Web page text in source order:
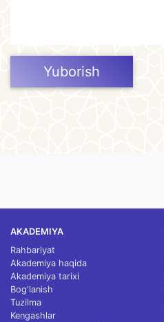
Yuborish
AKADEMIYA
Rahbariyat
Akademiya haqida
Akademiya tarixi
Bog'lanish
Tuzilma
Kengashlar